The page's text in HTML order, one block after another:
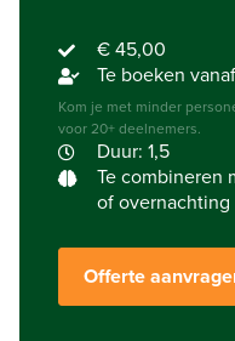
€ 45,00
Te boeken
Kom je met minder
voor 20+ deelnemers.
Duur: 1,5
Te combineren
of overnachting
Offerte